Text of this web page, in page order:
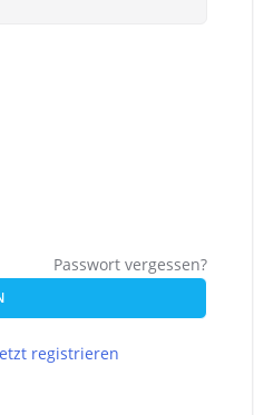
Passwort vergessen?
registrieren